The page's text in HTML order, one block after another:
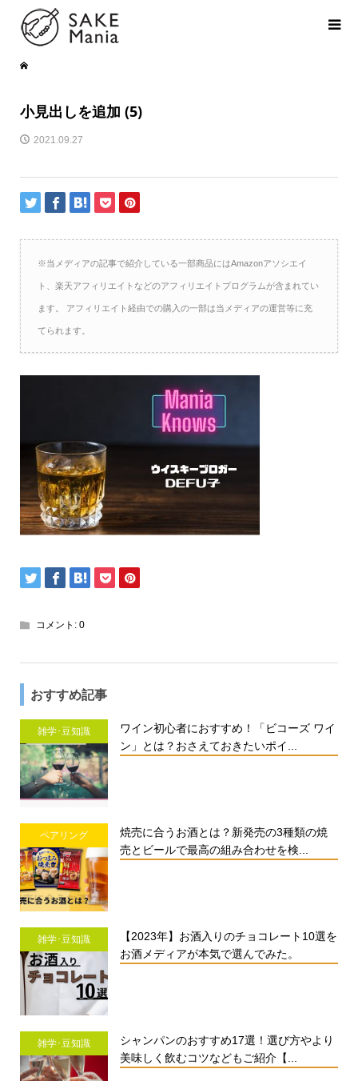
小見出しを追加 (5)
2021.09.27
※当メディアの記事で紹介している一部商品にはAmazonアソシエイ
ト、楽天アフィリエイトなどのアフィリエイトプログラムが含まれてい
ます。 アフィリエイト経由での購入の一部は当メディアの運営等に充
てられます。
コメント: 0
おすすめ記事
雑学･豆知識
ワイン初心者におすすめ！「ビコーズ ワイ
ン」とは？おさえておきたいポイ...
ペアリング
焼売に合うお酒とは？新発売の3種類の焼
売とビールで最高の組み合わせを検...
雑学･豆知識
【2023年】お酒入りのチョコレート10選を
お酒メディアが本気で選んでみた。
雑学･豆知識
シャンパンのおすすめ17選！選び方やより
美味しく飲むコツなどもご紹介【...